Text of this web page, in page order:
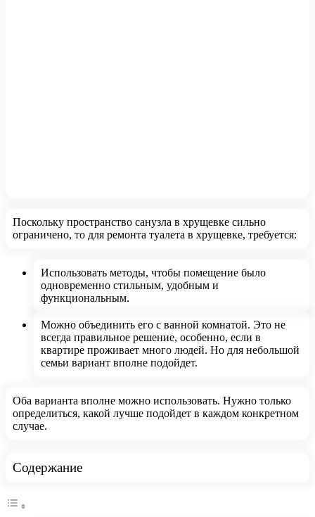
Поскольку пространство санузла в хрущевке сильно
ограничено, то для ремонта туалета в хрущевке, требуется:
Использовать методы, чтобы помещение было
одновременно стильным, удобным и
функциональным.
Можно объединить его с ванной комнатой. Это не
всегда правильное решение, особенно, если в
квартире проживает много людей. Но для небольшой
семьи вариант вполне подойдет.
Оба варианта вполне можно использовать. Нужно только
определиться, какой лучше подойдет в каждом конкретном
случае.
Содержание